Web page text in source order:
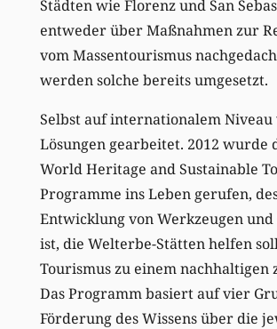
Städten wie Florenz und San
entweder über Maßnahmen zur
vom Massentourismus
werden solche bereits umgesetzt.
Selbst auf internationalem
Lösungen gearbeitet. 2012 wurde
World Heritage and Sustainable
Programme ins Leben gerufen,
Entwicklung von Werkzeugen
ist, die Welterbe-Stätten helfen
Tourismus zu einem nachhaltigen
Das Programm basiert auf vier
Förderung des Wissens über die